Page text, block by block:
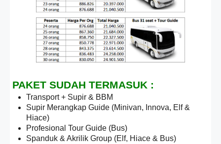
PAKET SUDAH TERMASUK :
Transport + Supir & BBM
Supir Merangkap Guide (Minivan, Innova, Elf &
Hiace)
Profesional Tour Guide (Bus)
Spanduk & Akrilik Group (Elf, Hiace & Bus)